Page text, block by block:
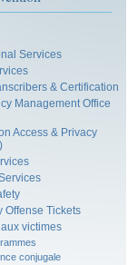
Services
& Certification
Management Office
Access & Privacy
Offense Tickets
victimes
conjugale